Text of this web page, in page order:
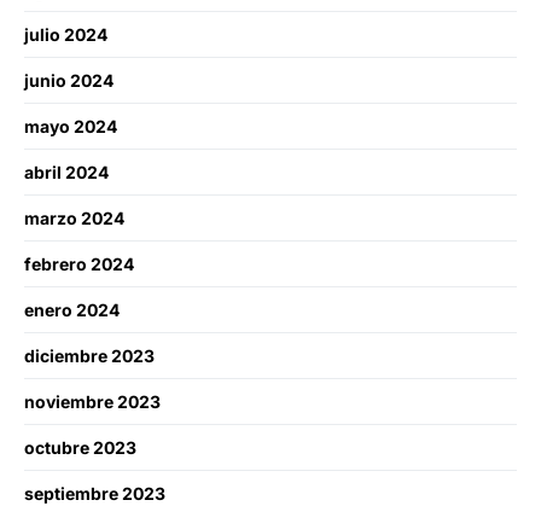
julio 2024
junio 2024
mayo 2024
abril 2024
marzo 2024
febrero 2024
enero 2024
diciembre 2023
noviembre 2023
octubre 2023
septiembre 2023